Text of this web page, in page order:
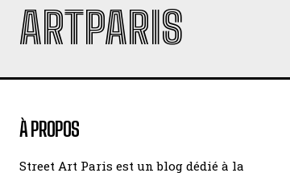
ARTPARIS
À PROPOS
Street Art Paris est un blog dédié à la